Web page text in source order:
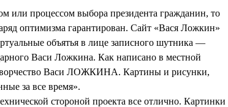
или процессом выбора президента гражданин, то
оптимизма гарантирован. Сайт «Вася Ложкин»
объятья в лице записного шутника —
Васи Ложкина. Как написано в местной
творчество Васи ЛОЖКИНА. Картины и рисунки,
за все время».
стороной проекта все отлично. Картинки